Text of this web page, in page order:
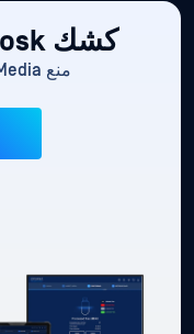
كشك MetaDefender Kiosk
منع Media الطرفية والقابلة للإزالة